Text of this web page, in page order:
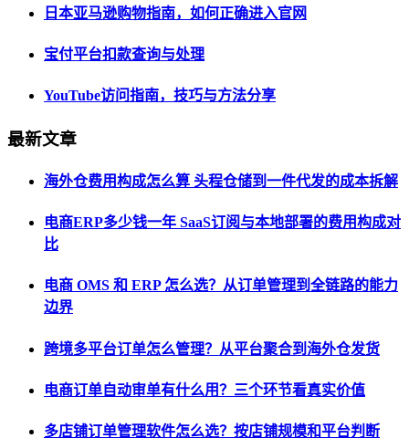
日本亚马逊购物指南，如何正确进入官网
宝付平台扣款查询与处理
YouTube访问指南，技巧与方法分享
最新文章
海外仓费用构成怎么算 头程仓储到一件代发的成本拆解
电商ERP多少钱一年 SaaS订阅与本地部署的费用构成对
比
电商 OMS 和 ERP 怎么选？从订单管理到全链路的能力
边界
跨境多平台订单怎么管理？从平台聚合到海外仓发货
电商订单自动审单有什么用？三个环节看真实价值
多店铺订单管理软件怎么选？按店铺规模和平台判断